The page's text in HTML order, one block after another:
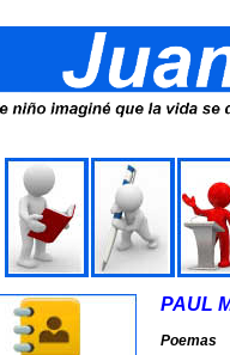
PAUL
Poemas